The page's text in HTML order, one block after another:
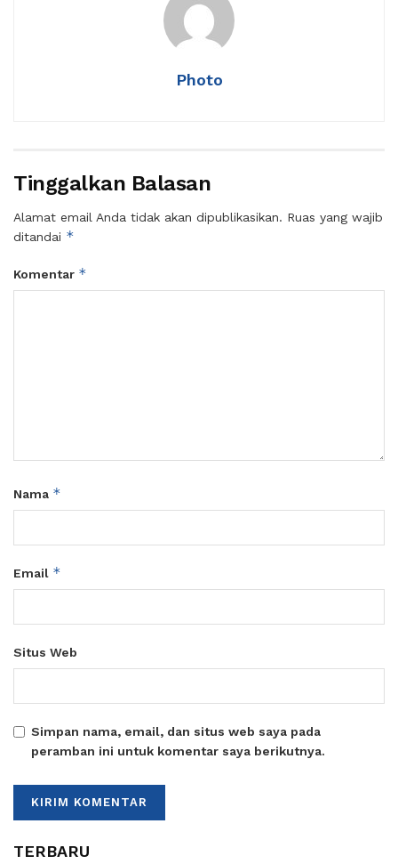
Photo
Tinggalkan Balasan
Alamat email Anda tidak akan dipublikasikan. Ruas yang wajib
ditandai *
Komentar *
Nama *
Email *
Situs Web
Simpan nama, email, dan situs web saya pada
peramban ini untuk komentar saya berikutnya.
TERBARU